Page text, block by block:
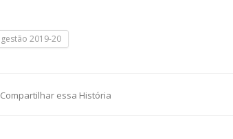
gestão 2019-20
Compartilhar essa História